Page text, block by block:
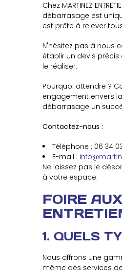
Chez MARTINEZ
débarrasage est
est prête à relever
N'hésitez pas à nous
établir un devis précis
le réaliser.
Pourquoi attendre ?
engagement envers
débarrasage un
Contactez-nous :
Téléphone : 06 34
E-mail :
Ne laissez pas le
à votre espace.
FOIRE
1. QUELS
Nous offrons une
même des services